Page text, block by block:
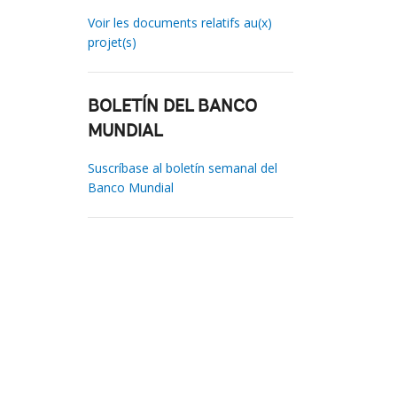
Voir les documents relatifs au(x)
projet(s)
BOLETÍN DEL BANCO
MUNDIAL
Suscríbase al boletín semanal del
Banco Mundial